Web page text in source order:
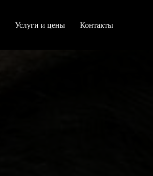
Услуги и цены Контакты